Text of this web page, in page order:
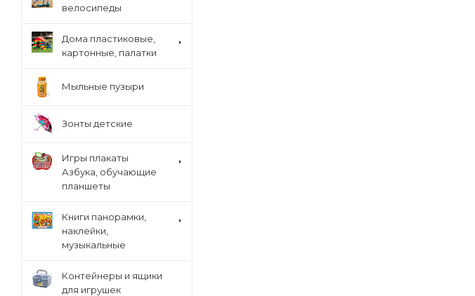
велосипеды
Дома пластиковые,
картонные, палатки
Мыльные пузыри
Зонты детские
Игры плакаты
Азбука, обучающие
планшеты
Книги панорамки,
наклейки,
музыкальные
Контейнеры и ящики
для игрушек